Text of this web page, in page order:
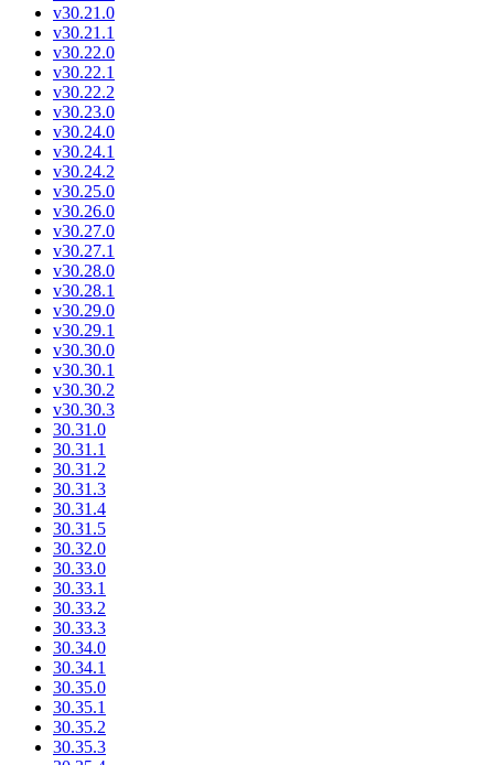
v30.21.0
v30.21.1
v30.22.0
v30.22.1
v30.22.2
v30.23.0
v30.24.0
v30.24.1
v30.24.2
v30.25.0
v30.26.0
v30.27.0
v30.27.1
v30.28.0
v30.28.1
v30.29.0
v30.29.1
v30.30.0
v30.30.1
v30.30.2
v30.30.3
30.31.0
30.31.1
30.31.2
30.31.3
30.31.4
30.31.5
30.32.0
30.33.0
30.33.1
30.33.2
30.33.3
30.34.0
30.34.1
30.35.0
30.35.1
30.35.2
30.35.3